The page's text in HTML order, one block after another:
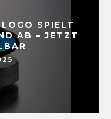
SPIELT
AB – JETZT